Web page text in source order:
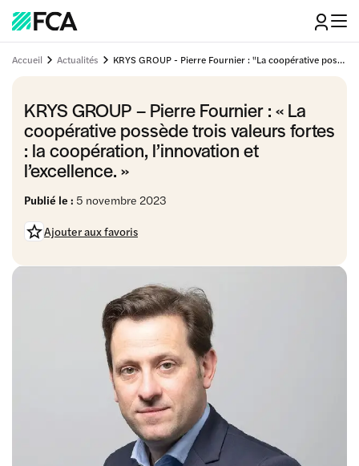
Accueil Actualités KRYS GROUP - Pierre Fournier : "La coopérative possède trois valeurs fortes : la coopération, l'innovation et l'excellence."
KRYS GROUP – Pierre Fournier : « La
coopérative possède trois valeurs fortes
: la coopération, l’innovation et
l’excellence. »
Publié le : 5 novembre 2023
Ajouter aux favoris